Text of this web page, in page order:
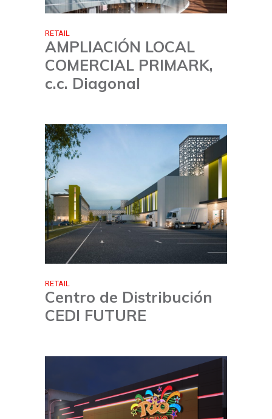
RETAIL
AMPLIACIÓN LOCAL
COMERCIAL PRIMARK,
c.c. Diagonal
RETAIL
Centro de Distribución
CEDI FUTURE